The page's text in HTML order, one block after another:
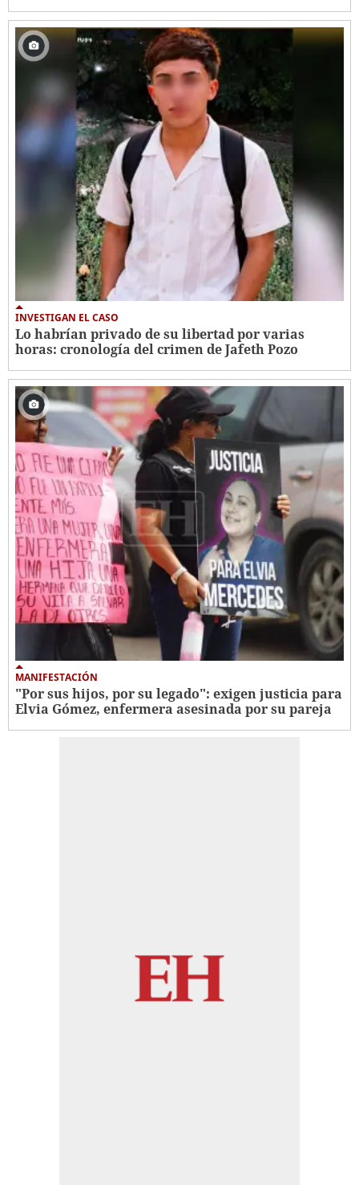
INVESTIGAN EL CASO
Lo habrían privado de su libertad por varias
horas: cronología del crimen de Jafeth Pozo
MANIFESTACIÓN
"Por sus hijos, por su legado": exigen justicia para
Elvia Gómez, enfermera asesinada por su pareja